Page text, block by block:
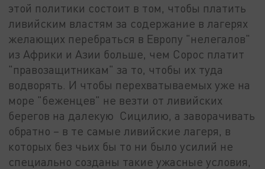
этой политики состоит в том, чтобы платить
ливийским властям за содержание в лагерях
желающих перебраться в Европу "нелегалов"
из Африки и Азии больше, чем Сорос платит
"правозащитникам" за то, чтобы их туда
водворять. И чтобы перехватываемых уже на
море "беженцев" не везти от ливийских
берегов на далекую Сицилию, а заворачивать
обратно – в те самые ливийские лагеря, в
которых без чьих бы то ни было усилий не
специально созданы такие ужасные условия,